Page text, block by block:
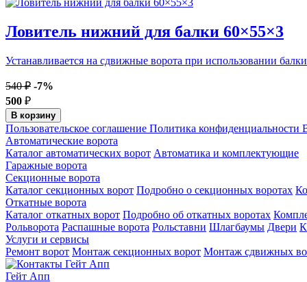
Ловитель нижний для балки 60×55×3
Устанавливается на сдвижные ворота при использовании
540 ₽ -7%
500 ₽
В корзину
Пользовательское соглашение Политика конфиденциальности
Автоматические ворота
Каталог автоматических ворот Автоматика и комплектующие
Гаражные ворота
Секционные ворота
Каталог секционных ворот Подробно о секционных воротах
Откатные ворота
Каталог откатных ворот Подробно об откатных воротах
Рольворота Распашные ворота Рольставни Шлагбаумы Двери
Услуги и сервисы
Ремонт ворот Монтаж секционных ворот Монтаж сдвижных
Гейт Апп